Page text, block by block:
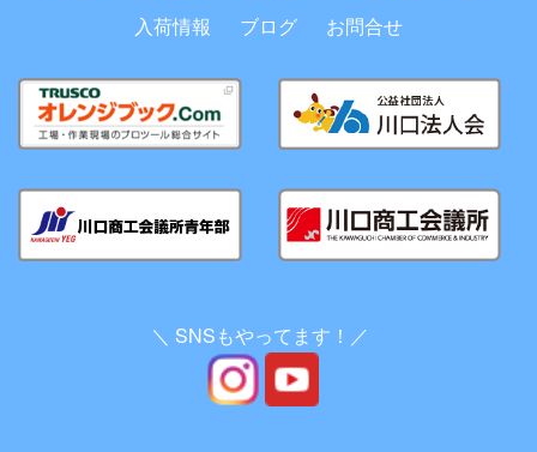
入荷情報
ブログ お問合せ
＼ SNSもやってます！／